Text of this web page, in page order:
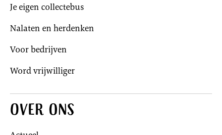
Je eigen collectebus
Nalaten en herdenken
Voor bedrijven
Word vrijwilliger
Over ons